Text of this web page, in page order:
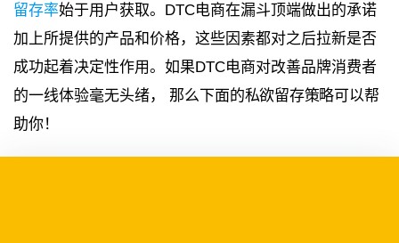
留存率始于用户获取。DTC电商在漏斗顶端做出的承诺
加上所提供的产品和价格，这些因素都对之后拉新是否
成功起着决定性作用。如果DTC电商对改善品牌消费者
的一线体验毫无头绪， 那么下面的私欲留存策略可以帮
助你！